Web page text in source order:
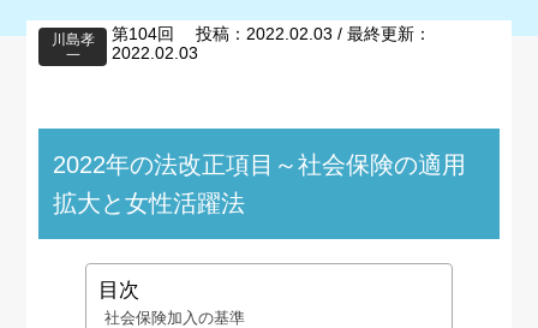
川島孝
一
第104回 投稿：2022.02.03 / 最終更新：
2022.02.03
2022年の法改正項目～社会保険の適用
拡大と女性活躍法
目次
社会保険加入の基準